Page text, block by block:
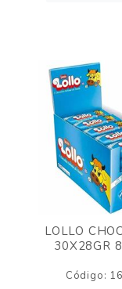
LOLLO
30X28GR
Código: